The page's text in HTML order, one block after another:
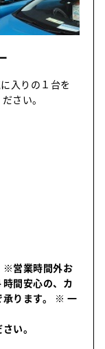
入りの１台を
さい。
※営業時間外お
間安心の、カ
ります。
※ 一
い。